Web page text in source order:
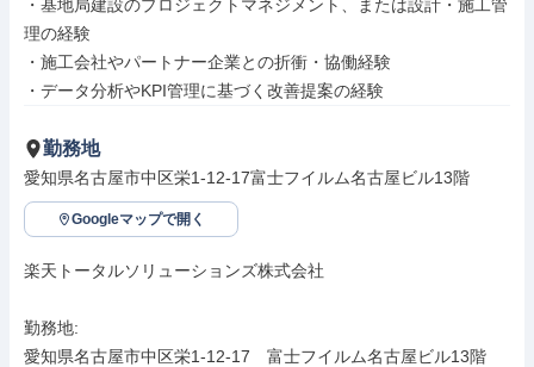
・基地局建設のプロジェクトマネジメント、または設計・施工管
理の経験
・施工会社やパートナー企業との折衝・協働経験
・データ分析やKPI管理に基づく改善提案の経験
勤務地
愛知県名古屋市中区栄1-12-17富士フイルム名古屋ビル13階
Googleマップで開く
楽天トータルソリューションズ株式会社
勤務地:
愛知県名古屋市中区栄1-12-17　富士フイルム名古屋ビル13階